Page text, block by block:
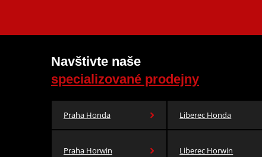
Navštivte naše
specializované prodejny
Praha Honda Liberec Honda
Praha Horwin Liberec Horwin